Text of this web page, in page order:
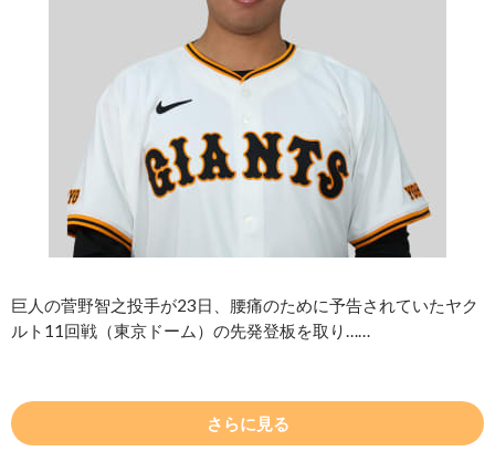
巨人の菅野智之投手が23日、腰痛のために予告されていたヤク
ルト11回戦（東京ドーム）の先発登板を取り……
さらに見る